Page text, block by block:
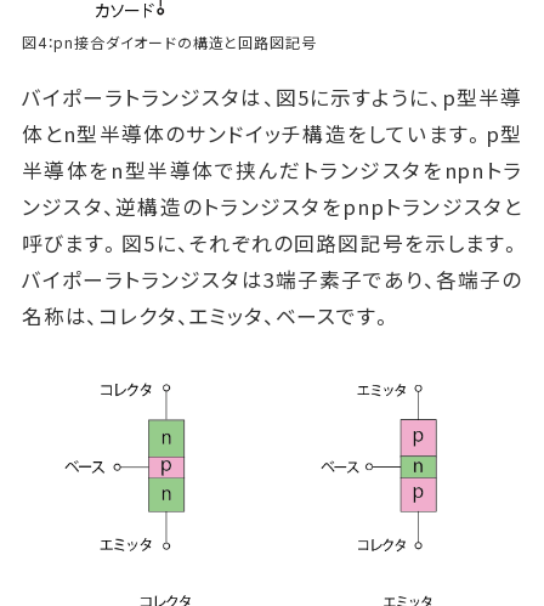
図4：pn接合ダイオードの構造と回路図記号
バイポーラトランジスタは、図5に示すように、p型半導
体とn型半導体のサンドイッチ構造をしています。p型
半導体をn型半導体で挟んだトランジスタをnpnトラ
ンジスタ、逆構造のトランジスタをpnpトランジスタと
呼びます。図5に、それぞれの回路図記号を示します。
バイポーラトランジスタは3端子素子であり、各端子の
名称は、コレクタ、エミッタ、ベースです。